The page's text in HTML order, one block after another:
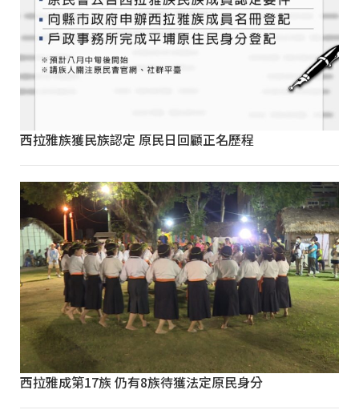
西拉雅族獲民族認定 原民日回顧正名歷程
西拉雅成第17族 仍有8族待獲法定原民身分